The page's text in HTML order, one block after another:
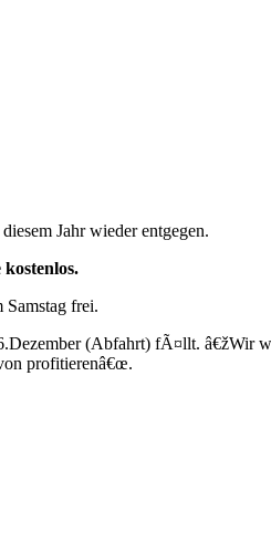
Jahr wieder entgegen.
Samstag frei.
(Abfahrt) fÃ¤llt.
profitierenâ€œ.